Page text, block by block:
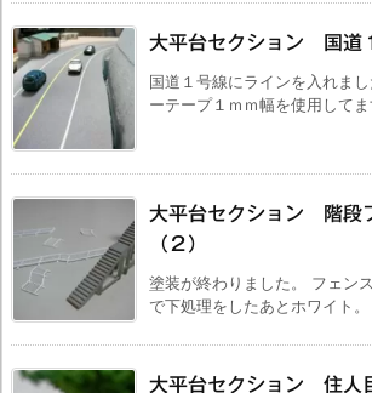
大平台セクション 国道
国道１号線にラインを入れま
ーテープ１ｍｍ幅を使用して
大平台セクション 階段
（２）
塗装が終わりました。 フェン
で下処理をしたあとホワイト
大平台セクション 住人